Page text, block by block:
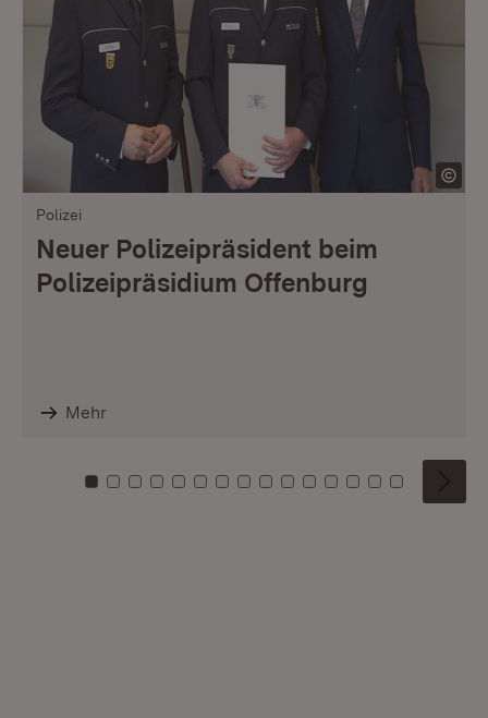
Polizei
Neuer Polizeipräsident beim
Polizeipräsidium Offenburg
Mehr
Zu Kachel: 0
Zu Kachel: 1
Zu Kachel: 2
Zu Kachel: 3
Zu Kachel: 4
Zu Kachel: 5
Zu Kachel: 6
Zu Kachel: 7
Zu Kachel: 8
Zu Kachel: 9
Zu Kachel: 10
Zu Kachel: 11
Zu Kachel: 12
Zu Kachel:
Zu